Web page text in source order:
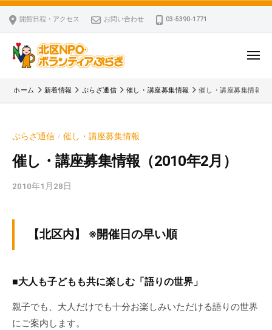
コ
ス
開館日程・アクセス お問い合わせ 03-5390-1771
区
P
・
ボ
ン
ィ
ぷ
ら
ざ
北
P
O
・
ボ
ぷ
ざ
」
メ
ー
ホーム 新着情報 ぷらざ通信 催し・講座募集情報 催し・講座募集情報（
ぷらざ通信 / 催し・講座募集情報
催し・講座募集情報（2010年2月）
2010年1月28日
v
d
m
【北区内】 ※開催日の早い順
■大人も子どもも共に楽しむ「語りの世界」
親子でも、大人だけでも十分お楽しみいただける語りの世界
にご案内します。
区
N
O
・
ラ
ィ
ア
ぷ
ら
ー